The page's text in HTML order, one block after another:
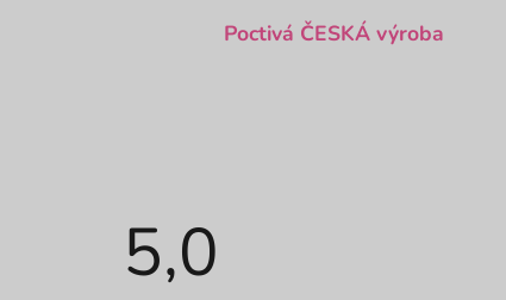
Poctivá ČESKÁ výroba
5,0